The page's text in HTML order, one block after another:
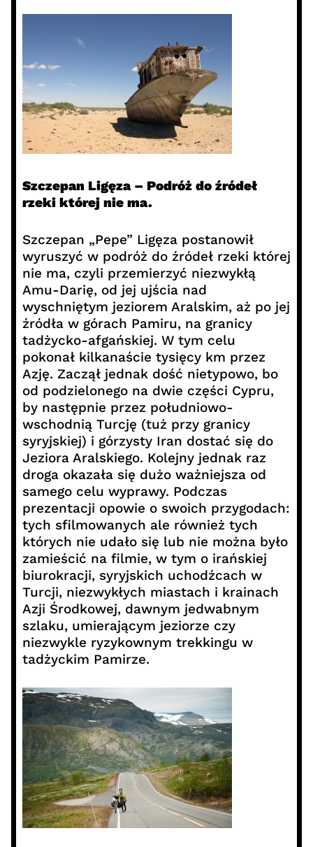
Szczepan Ligęza – Podróż do źródeł
rzeki której nie ma.
Szczepan „Pepe” Ligęza postanowił
wyruszyć w podróż do źródeł rzeki której
nie ma, czyli przemierzyć niezwykłą
Amu-Darię, od jej ujścia nad
wyschniętym jeziorem Aralskim, aż po jej
źródła w górach Pamiru, na granicy
tadżycko-afgańskiej. W tym celu
pokonał kilkanaście tysięcy km przez
Azję. Zaczął jednak dość nietypowo, bo
od podzielonego na dwie części Cypru,
by następnie przez południowo-
wschodnią Turcję (tuż przy granicy
syryjskiej) i górzysty Iran dostać się do
Jeziora Aralskiego. Kolejny jednak raz
droga okazała się dużo ważniejsza od
samego celu wyprawy. Podczas
prezentacji opowie o swoich przygodach:
tych sfilmowanych ale również tych
których nie udało się lub nie można było
zamieścić na filmie, w tym o irańskiej
biurokracji, syryjskich uchodźcach w
Turcji, niezwykłych miastach i krainach
Azji Środkowej, dawnym jedwabnym
szlaku, umierającym jeziorze czy
niezwykle ryzykownym trekkingu w
tadżyckim Pamirze.